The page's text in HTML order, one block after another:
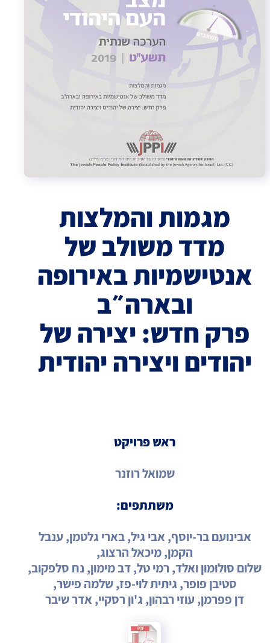
מגמות והמלצות
מדד משולב של
אנטישמיות באירופה
ובארה״ב
פרק חדש: יצירה של
יהודים ויצירה יהודית
ראש פרויקט
שמואל רוזנר
משתתפים:
אבינועם בר-יוסף, אבי גיל, בארי גלטמן, ענבל
הקמן, מיכאל הרצוג,
שלום סולומון ואלד, רמי טל, דב מימון, נח סלפקוב,
סטיבן פופר, גיתית לוי-פז, שלמה פישר,
דן פפרמן, עוזי רבהון, ג'ון רסקיי, אדר שיבר